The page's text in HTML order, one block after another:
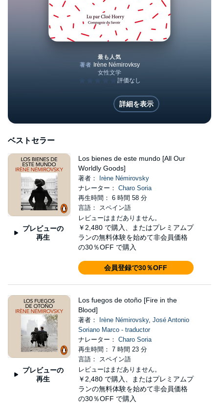
La comédie bourgeoise
最も人気
詳細を表示
ベストセラー
プレビューの
再生
Los bienes de este mundo [All Our
Worldly Goods]
著者：
Irène Némirovsky
ナレーター： Charo Soria
再生時間： 6 時間 58 分
言語： スペイン語
レビューはまだありません。
￥2,480 で購入、またはプレミアムプ
ランの無料体験を始めて非会員価格
の30％OFF で購入
会員登録で30％OFF
プレビューの
再生
Los fuegos de otoño [Fire in the
Blood]
著者： Irène Némirovsky, José Antonio
Soriano Marco - traductor
ナレーター： Charo Soria
再生時間： 7 時間 23 分
言語： スペイン語
レビューはまだありません。
￥2,480 で購入、またはプレミアムプ
ランの無料体験を始めて非会員価格
の30％OFF で購入